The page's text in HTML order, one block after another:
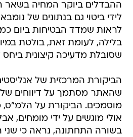
ההבדלים ביוקר המחיה בשאר
לידי ביטוי גם בנתונים של
לראות שמדד הבטיחות ביום
בלילה, לעומת זאת, בולטת
שסובלת מדעיכה קיצונית
הביקורת המרכזית של
שהאתר מסתמך על דיווחים של
מוסמכים. הביקורת על הלמ"ס,
אולי מוגשים על ידי מומחים,
בשורה התחתונה, נראה כי שני